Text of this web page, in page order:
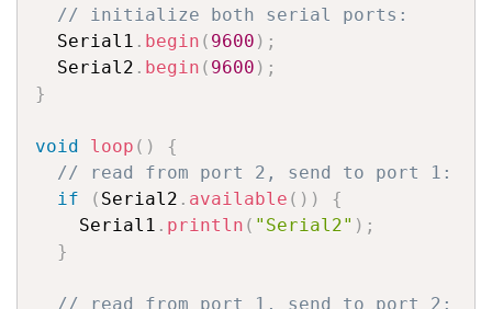
// initialize both serial ports:
  Serial1
. begin ( 9600 ) ;
  Serial2
. begin ( 9600 ) ;
}
void loop ( )
{
// read from port 2, send to port 1:
if
( Serial2 . available ( ) )
{
    Serial1
. println ( "Serial2" ) ;
}
// read from port 1, send to port 2: